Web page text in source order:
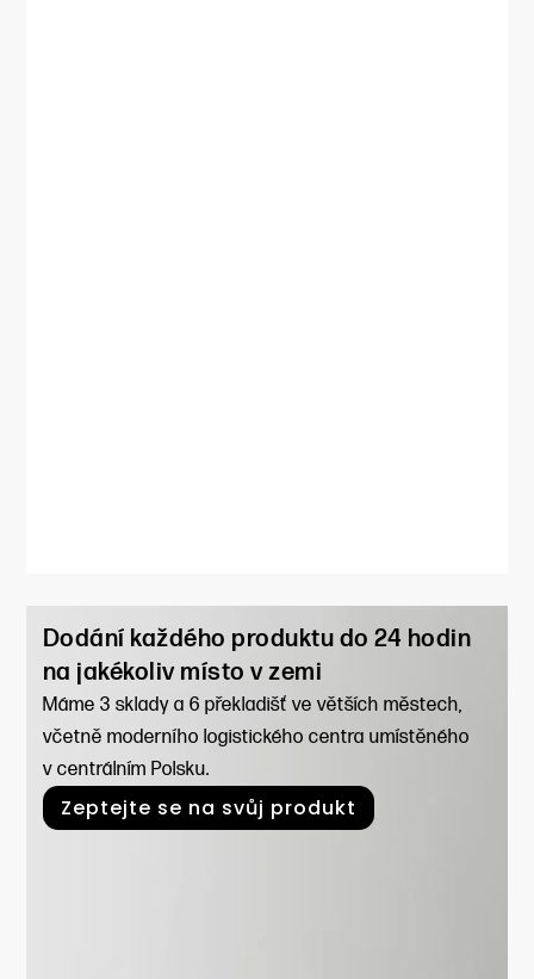
Dodání každého produktu do 24 hodin
na jakékoliv místo v zemi
Máme 3 sklady a 6 překladišť ve větších městech,
včetně moderního logistického centra umístěného
v centrálním Polsku.
Zeptejte se na svůj produkt